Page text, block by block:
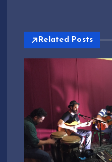
c
d
e
Related Posts